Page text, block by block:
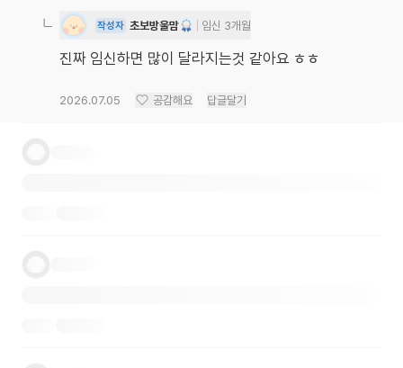
작성자 초보방울맘 임신 3개월
진짜 임신하면 많이 달라지는것 같아요 ㅎㅎ
2026.07.05 공감해요 답글달기